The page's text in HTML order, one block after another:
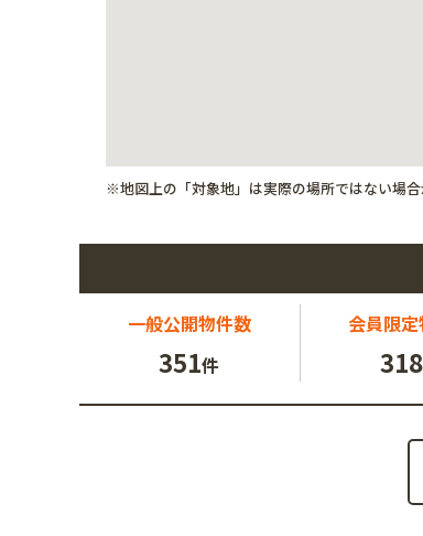
※地図上の「対象地」は実際の場所ではない場
一般公開物件数
351件
会員限定
318